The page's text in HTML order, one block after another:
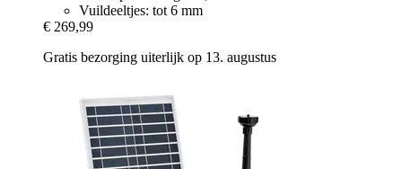
Vuildeeltjes: tot 6 mm
€ 269,99
Gratis bezorging uiterlijk op 13. augustus